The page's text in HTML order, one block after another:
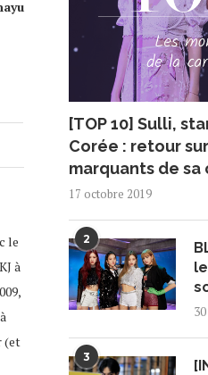
le
à
(et
[TOP 10] Sulli,
Corée : retour
marquants de sa
17 octobre 2019
2
3